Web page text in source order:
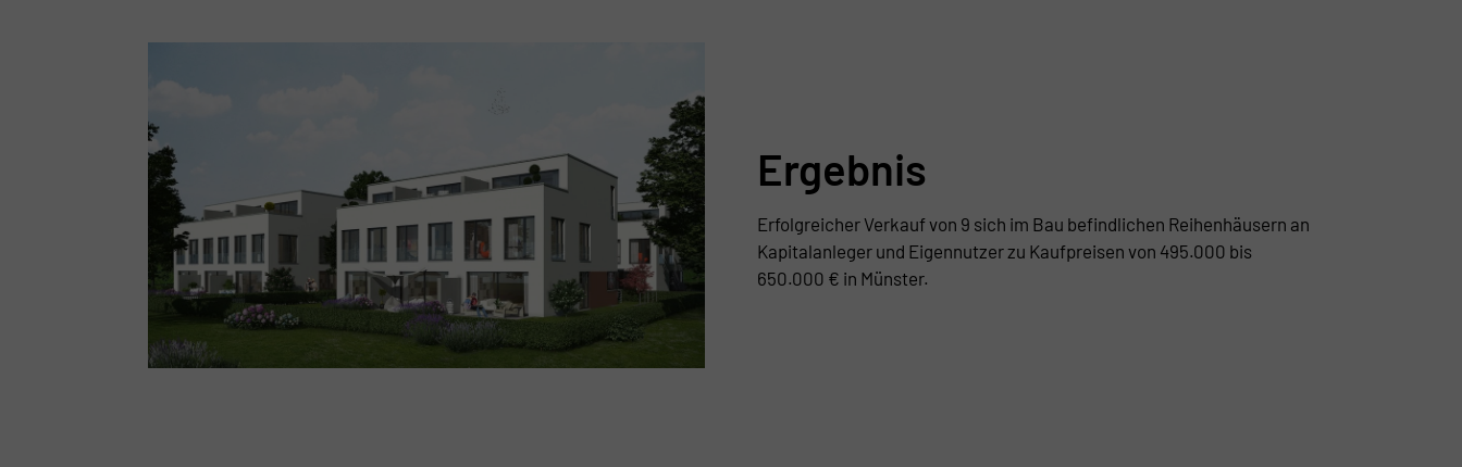
Ergebnis
Erfolgreicher Verkauf von 9 sich im Bau befindlichen Reihenhäusern an
Kapitalanleger und Eigennutzer zu Kaufpreisen von 495.000 bis
650.000 € in Münster.